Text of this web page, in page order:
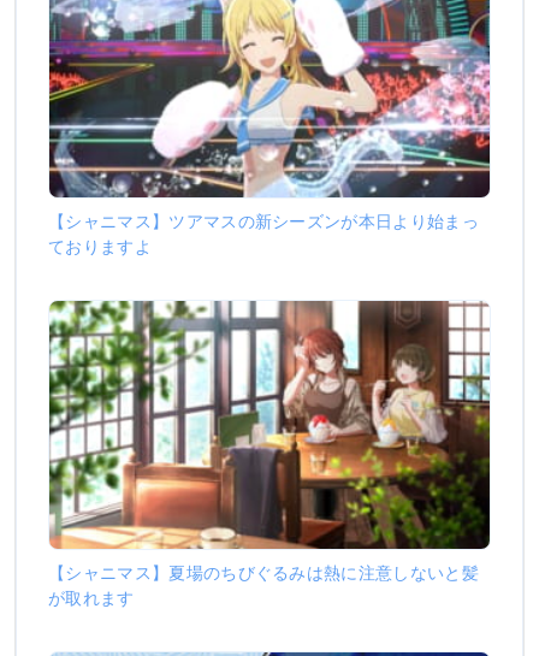
【シャニマス】ツアマスの新シーズンが本日より始まっ
ておりますよ
【シャニマス】夏場のちびぐるみは熱に注意しないと髪
が取れます